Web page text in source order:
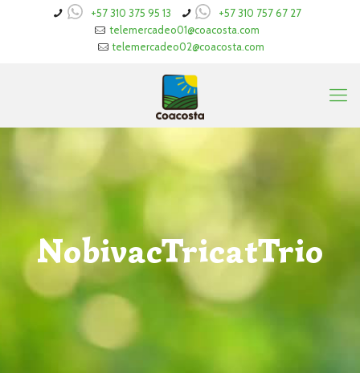
+57 310 375 95 13
+57 310 757 67 27
telemercadeo01@coacosta.com
telemercadeo02@coacosta.com
NobivacTricatTrio